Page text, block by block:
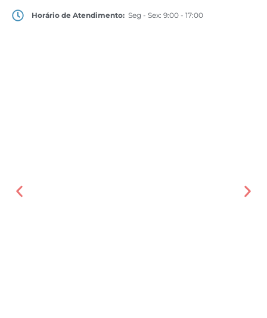
Horário de Atendimento: Seg - Sex: 9:00 - 17:00